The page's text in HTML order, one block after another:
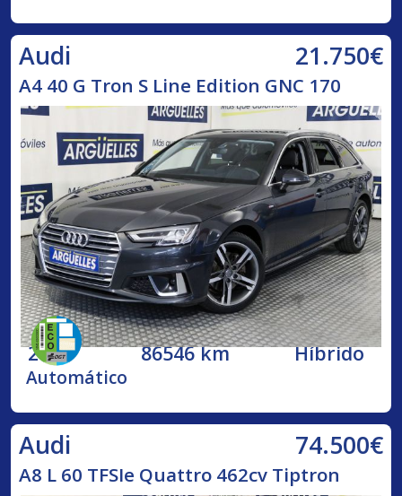
Audi 21.750€
A4 40 G Tron S Line Edition GNC 170
2020 86546 km Híbrido
Automático
Audi 74.500€
A8 L 60 TFSIe Quattro 462cv Tiptron